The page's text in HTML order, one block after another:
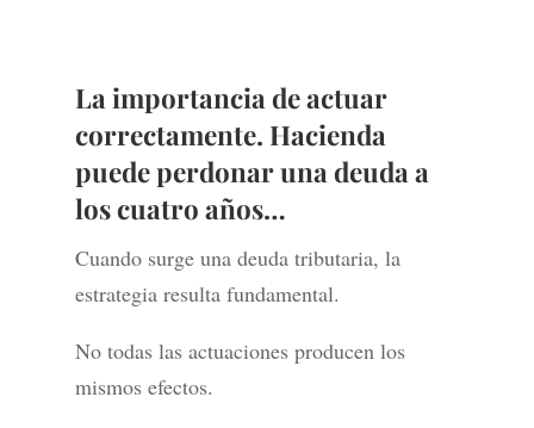
La importancia de actuar
correctamente. Hacienda
puede perdonar una deuda a
los cuatro años…
Cuando surge una deuda tributaria, la
estrategia resulta fundamental.
No todas las actuaciones producen los
mismos efectos.